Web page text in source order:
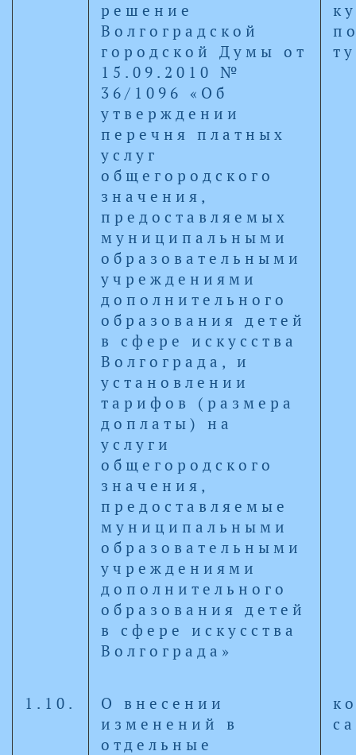
решение
Волгоградской
городской Думы от
15.09.2010 №
36/1096 «Об
утверждении
перечня платных
услуг
общегородского
значения,
предоставляемых
муниципальными
образовательными
учреждениями
дополнительного
образования детей
в сфере искусства
Волгограда, и
установлении
тарифов (размера
доплаты) на
услуги
общегородского
значения,
предоставляемые
муниципальными
образовательными
учреждениями
дополнительного
образования детей
в сфере искусства
Волгограда»
1.10.
О внесении
изменений в
отдельные